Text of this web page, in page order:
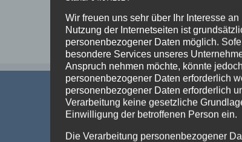
Wunschliste
PRODUKTSUCHE
Wir freuen uns sehr über Ihr Interesse
Nutzung der Internetseiten ist
personenbezogener Daten möglich.
besondere Services unseres
Anspruch nehmen möchte, könnte
personenbezogener Daten erforderlich
personenbezogener Daten erforderlich
Verarbeitung keine gesetzliche
Einwilligung der betroffenen Person ein.
Die Verarbeitung personenbezogener